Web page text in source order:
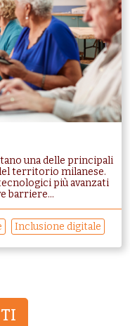
una delle principali
territorio milanese.
più avanzati
barriere...
Inclusione digitale